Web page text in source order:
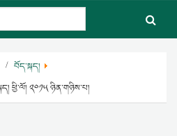
བོད་སྐད།
ཕྱི་ལོ། ༢༠༡༥ ཉིན་གཉིས་པ།